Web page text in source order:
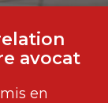
avocat
en